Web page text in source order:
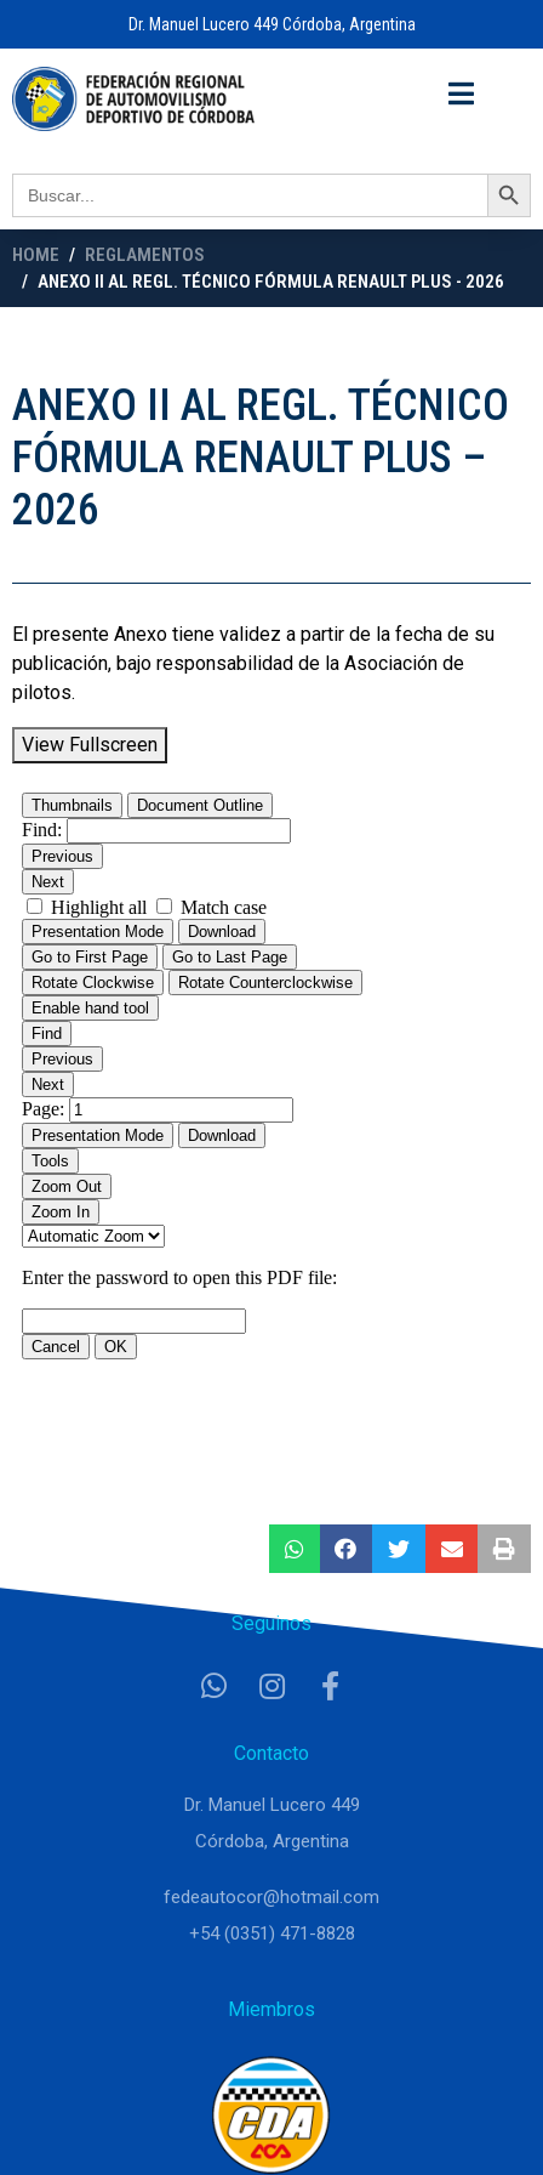
Dr. Manuel Lucero 449 Córdoba, Argentina
Search
for:
Search Button
HOME
REGLAMENTOS
ANEXO II AL REGL. TÉCNICO FÓRMULA RENAULT PLUS - 2026
ANEXO II AL REGL. TÉCNICO
FÓRMULA RENAULT PLUS –
2026
El presente Anexo tiene validez a partir de la fecha de su
publicación, bajo responsabilidad de la Asociación de
pilotos.
View Fullscreen
Seguinos
Contacto
Dr. Manuel Lucero 449
Córdoba, Argentina
fedeautocor@hotmail.com
+54 (0351) 471-8828
Miembros